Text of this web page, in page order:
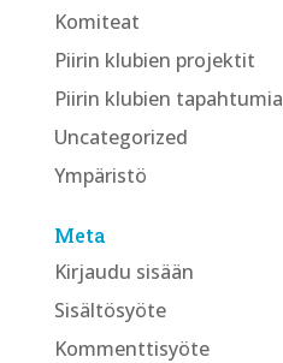
Komiteat
Piirin klubien projektit
Piirin klubien tapahtumia
Uncategorized
Ympäristö
Meta
Kirjaudu sisään
Sisältösyöte
Kommenttisyöte